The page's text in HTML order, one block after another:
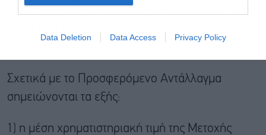
Data Deletion Data Access Privacy Policy
Σχετικά με το Προσφερόμενο Αντάλλαγμα
σημειώνονται τα εξής:
1) η μέση χρηματιστηριακή τιμή της Μετοχής